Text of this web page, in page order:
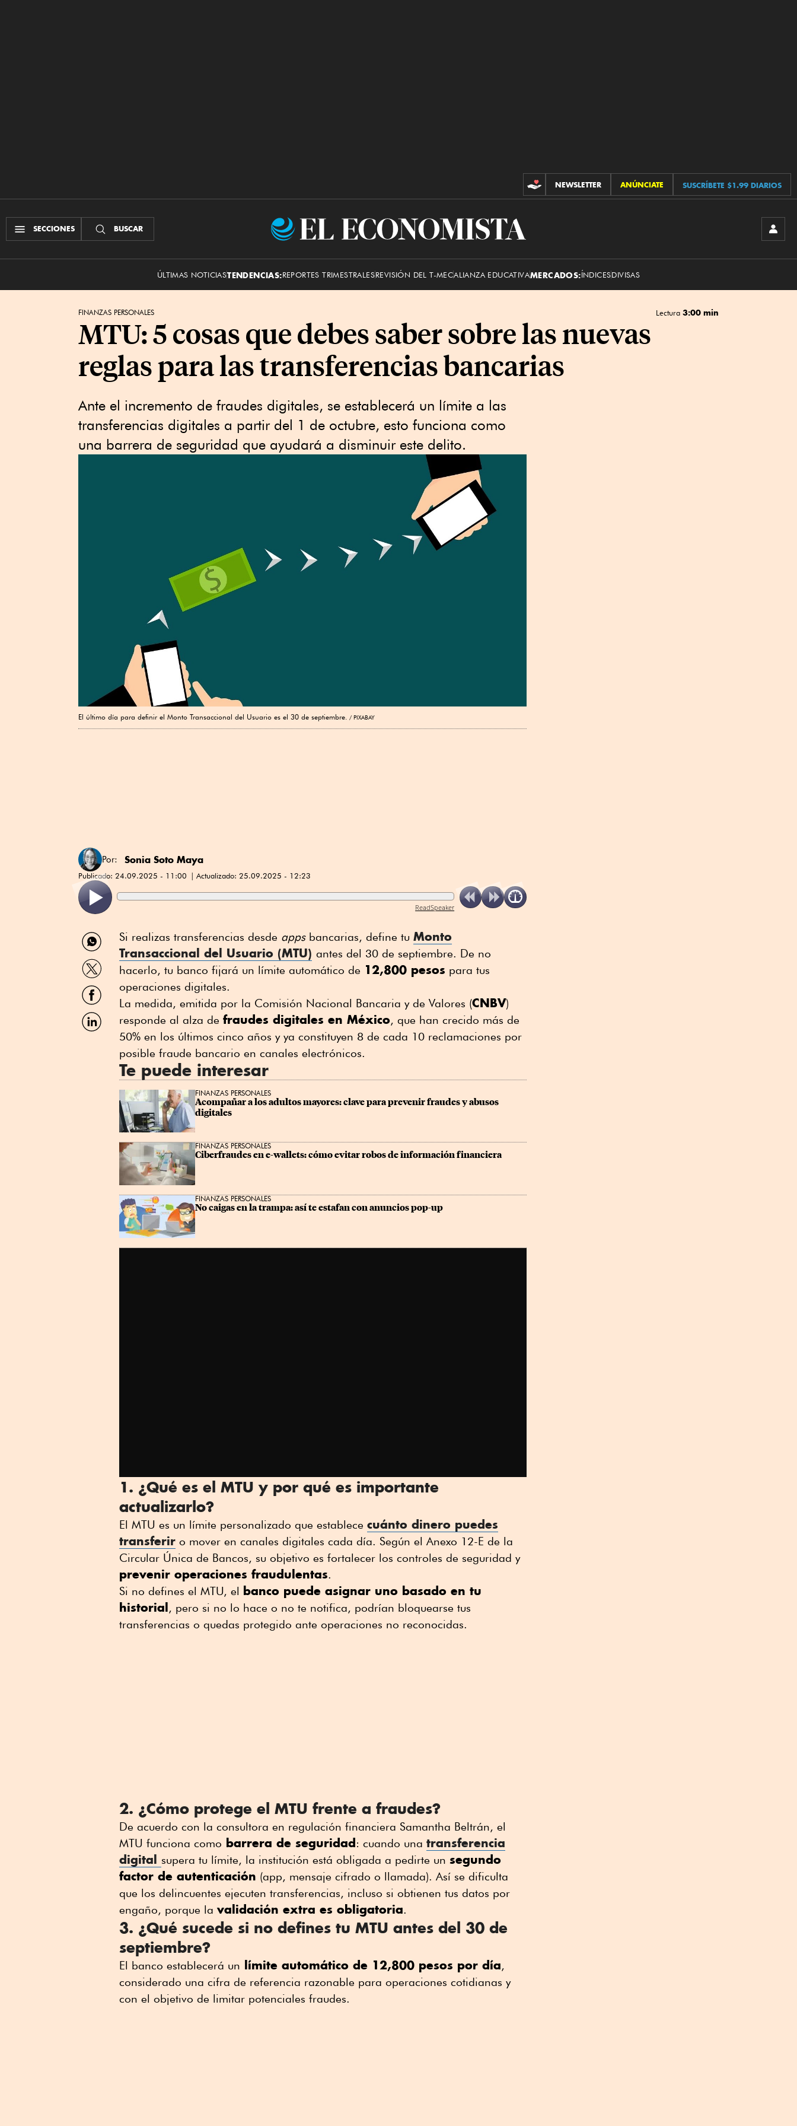
CONTRIBUCIONES
NEWSLETTER ANÚNCIATE SUSCRÍBETE $1.99 DIARIOS
SECCIONES BUSCAR
El
ÚLTIMAS NOTICIASTENDENCIAS:REPORTES TRIMESTRALESREVISIÓN DEL T-MECALIANZA EDUCATIVAMERCADOS:ÍNDICESDIVISAS
FINANZAS PERSONALES Lectura 3:00 min
MTU: 5 cosas que debes saber sobre las nuevas
reglas para las transferencias bancarias
Ante el incremento de fraudes digitales, se establecerá un límite a las
transferencias digitales a partir del 1 de octubre, esto funciona como
una barrera de seguridad que ayudará a disminuir este delito.
El último día para definir el Monto Transaccional del Usuario es el 30 de septiembre. PIXABAY
Por: Sonia Soto Maya
Publicado: 24.09.2025 - 11:00 Actualizado: 25.09.2025 - 12:23
ReadSpeaker
Compartir
por
WhatsApp
Compartir
por
Twitter
Compartir
por
Facebook
Compartir
por
Si realizas transferencias desde appsbancarias, define tu Monto
Transaccional del Usuario (MTU) antes del 30 de septiembre. De no
hacerlo, tu banco fijará un límite automático de 12,800 pesos para tus
operaciones digitales.
La medida, emitida por la Comisión Nacional Bancaria y de Valores (CNBV)
responde al alza de fraudes digitales en México, que han crecido más de
50% en los últimos cinco años y ya constituyen 8 de cada 10 reclamaciones por
posible fraude bancario en canales electrónicos.
Te puede interesar
FINANZAS PERSONALES
Acompañar a los adultos mayores: clave para prevenir fraudes y abusos
digitales
FINANZAS PERSONALES
Ciberfraudes en e-wallets: cómo evitar robos de información financiera
FINANZAS PERSONALES
No caigas en la trampa: así te estafan con anuncios pop-up
1. ¿Qué es el MTU y por qué es importante
actualizarlo?
El MTU es un límite personalizado que establece cuánto dinero puedes
transferir o mover en canales digitales cada día. Según el Anexo 12-E de la
Circular Única de Bancos, su objetivo es fortalecer los controles de seguridad y
prevenir operaciones fraudulentas.
Si no defines el MTU, el banco puede asignar uno basado en tu
historial , pero si no lo hace o no te notifica, podrían bloquearse tus
transferencias o quedas protegido ante operaciones no reconocidas.
2. ¿Cómo protege el MTU frente a fraudes?
De acuerdo con la consultora en regulación financiera Samantha Beltrán, el
MTU funciona como barrera de seguridad : cuando una transferencia
digital supera tu límite, la institución está obligada a pedirte un segundo
factor de autenticación (app, mensaje cifrado o llamada). Así se dificulta
que los delincuentes ejecuten transferencias, incluso si obtienen tus datos por
engaño, porque la validación extra es obligatoria.
3. ¿Qué sucede si no defines tu MTU antes del 30 de
septiembre?
El banco establecerá un límite automático de 12,800 pesos por día,
considerado una cifra de referencia razonable para operaciones cotidianas y
con el objetivo de limitar potenciales fraudes.